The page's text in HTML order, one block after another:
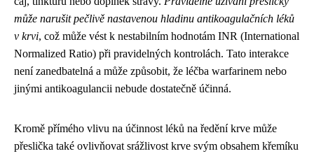
může narušit pečlivě nastavenou hladinu antikoagulačních léků
v krvi, což může vést k nestabilním hodnotám INR (International
Normalized Ratio) při pravidelných kontrolách. Tato interakce
není zanedbatelná a může způsobit, že léčba warfarinem nebo
jinými antikoagulancii nebude dostatečně účinná.
Kromě přímého vlivu na účinnost léků na ředění krve může
přeslička také ovlivňovat srážlivost krve svým obsahem křemíku